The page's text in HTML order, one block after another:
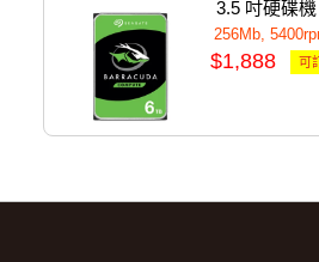
3.5 吋硬碟
256Mb,
$1,888 可